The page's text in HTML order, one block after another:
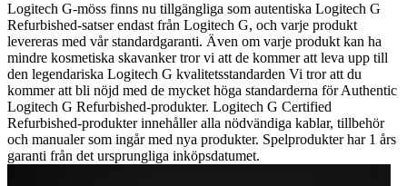
Logitech G-möss finns nu tillgängliga som autentiska Logitech G
Refurbished-satser endast från Logitech G, och varje produkt
levereras med vår standardgaranti. Även om varje produkt kan ha
mindre kosmetiska skavanker tror vi att de kommer att leva upp till
den legendariska Logitech G kvalitetsstandarden Vi tror att du
kommer att bli nöjd med de mycket höga standarderna för Authentic
Logitech G Refurbished-produkter. Logitech G Certified
Refurbished-produkter innehåller alla nödvändiga kablar, tillbehör
och manualer som ingår med nya produkter. Spelprodukter har 1 års
garanti från det ursprungliga inköpsdatumet.